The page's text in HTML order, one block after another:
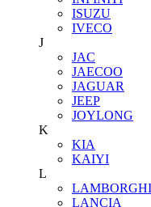
ISUZU
IVECO
J
JAC
JAECOO
JAGUAR
JEEP
JOYLONG
K
KIA
KAIYI
L
LANCIA